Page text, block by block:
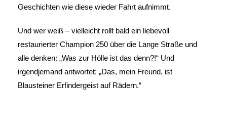
Geschichten wie diese wieder Fahrt aufnimmt.
Und wer weiß – vielleicht rollt bald ein liebevoll
restaurierter Champion 250 über die Lange Straße und
alle denken: „Was zur Hölle ist das denn?!“ Und
irgendjemand antwortet: „Das, mein Freund, ist
Blausteiner Erfindergeist auf Rädern.“